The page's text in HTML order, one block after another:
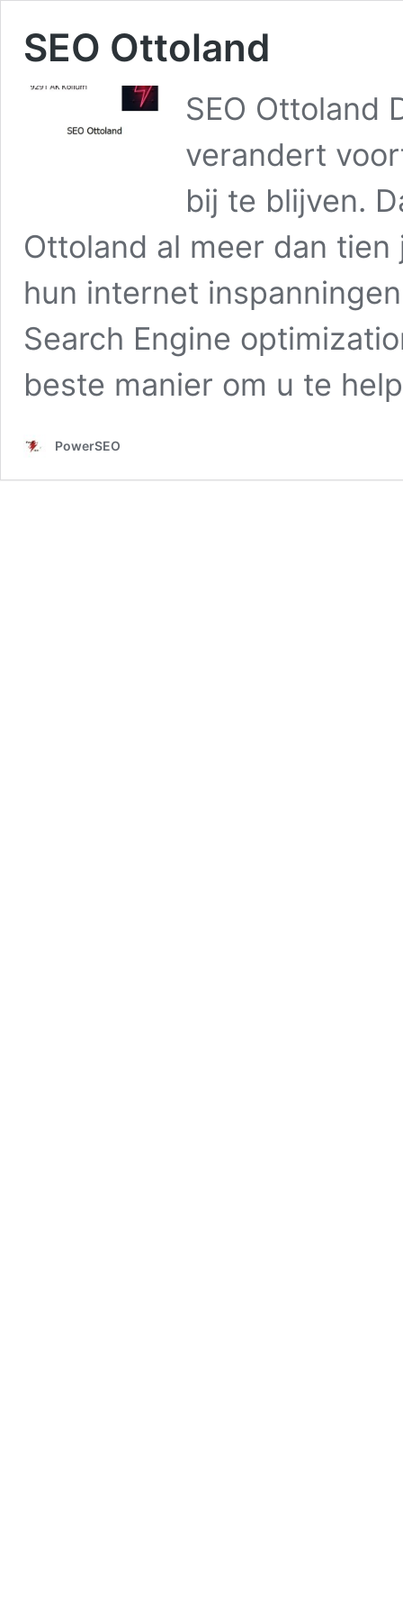
SEO Ottoland
SEO Ottoland
verandert
bij te blijven.
Ottoland al meer dan
hun internet
Search Engine
beste manier om u te
PowerSEO